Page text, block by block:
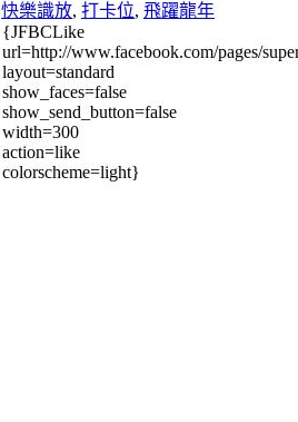
快樂識放, 打卡位, 飛躍龍年
{JFBCLike
url=http://www.facebook.com/pages/
layout=standard
show_faces=false
show_send_button=false
width=300
action=like
colorscheme=light}